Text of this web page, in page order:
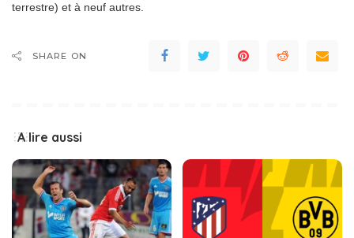
terrestre) et à neuf autres.
SHARE ON
A lire aussi